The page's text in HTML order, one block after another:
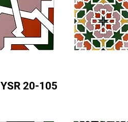
YSR 20-105